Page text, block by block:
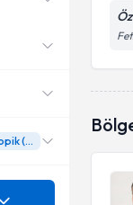
Videotorakoskopik (Kapalı) Plevra Ameliyatları